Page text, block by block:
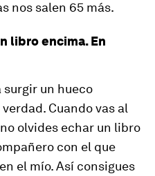
nos salen 65 más.
libro encima. En
surgir un hueco
Cuando vas al
olvides echar un libro
con el que
el mío. Así consigues